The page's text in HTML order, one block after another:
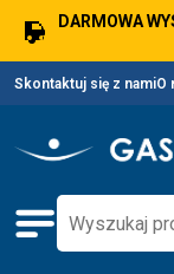
DARMOWA
Skontaktuj się z namiO